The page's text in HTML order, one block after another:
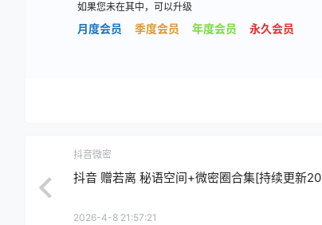
如果您未在其中，可以升级
月度会员 季度会员 年度会员 永久会员
抖音微密
抖音 赠若离 秘语空间+微密圈合集[持续更新
2026-4-8 21:57:21